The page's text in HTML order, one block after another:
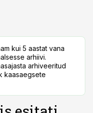
kui 5 aastat vana
arhiivi.
arhiveeritud
kaasaegsete